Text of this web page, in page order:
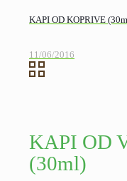
KAPI OD KOPRIVE
11/06/2016
KAPI OD
(30ml)